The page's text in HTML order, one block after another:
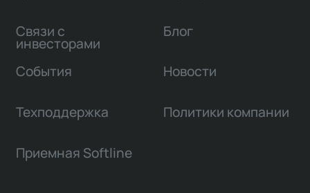
Связи с
инвесторами
Блог
События Новости
Техподдержка Политики компании
Приемная Softline